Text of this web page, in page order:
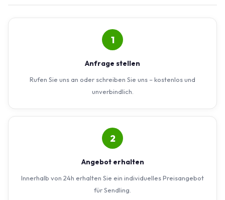
1
Anfrage stellen
Rufen Sie uns an oder schreiben Sie uns – kostenlos und
unverbindlich.
2
Angebot erhalten
Innerhalb von 24h erhalten Sie ein individuelles Preisangebot
für Sendling.